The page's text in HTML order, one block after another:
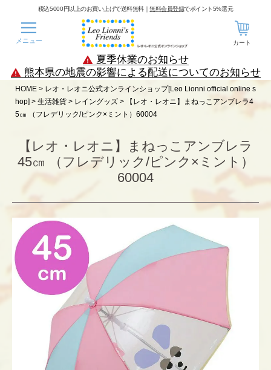
税込5000円以上のお買い上げで送料無料｜無料会員登録でポイント5%還元
メニュー カート
夏季休業のお知らせ
熊本県の地震の影響による配送についてのお知らせ
HOME
レオ・レオニ公式オンラインショップ[Leo Lionni official online s
hop]
生活雑貨 レイングッズ
【レオ・レオニ】まねっこアンブレラ4
5㎝ （フレデリック/ピンク×ミント）60004
【レオ・レオニ】まねっこアンブレラ
45㎝ （フレデリック/ピンク×ミント）
60004